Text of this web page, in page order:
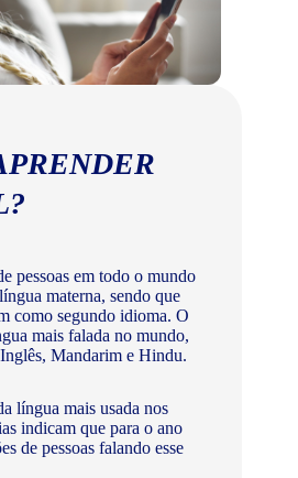
pessoas em todo o mundo
materna, sendo que
como segundo idioma. O
mais falada no mundo,
Mandarim e Hindu.
língua mais usada nos
indicam que para o ano
de pessoas falando esse